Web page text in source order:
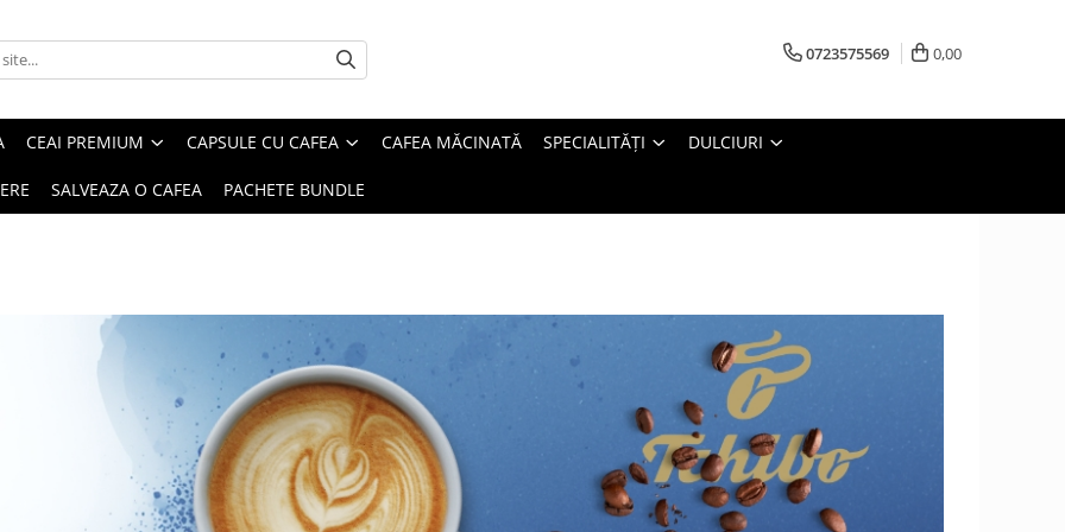
0723575569 0,00
CEAI PREMIUM CAPSULE CU CAFEA CAFEA MĂCINATĂ SPECIALITĂȚI DULCIURI
SALVEAZA O CAFEA PACHETE BUNDLE